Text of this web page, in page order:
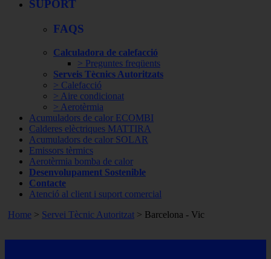
SUPORT
FAQS
Calculadora de calefacció
> Preguntes freqüents
Serveis Tècnics Autoritzats
> Calefacció
> Aire condicionat
> Aerotèrmia
Acumuladors de calor ECOMBI
Calderes elèctriques MATTIRA
Acumuladors de calor SOLAR
Emissors tèrmics
Aerotèrmia bomba de calor
Desenvolupament Sostenible
Contacte
Atenció al client i suport comercial
Home > Servei Tècnic Autoritzat > Barcelona - Vic